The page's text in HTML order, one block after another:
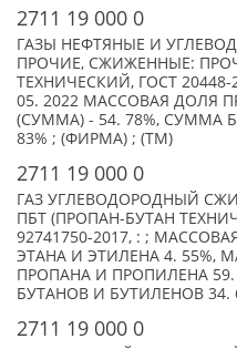
2711 19 000 0
ГАЗЫ НЕФТЯНЫЕ И
ПРОЧИЕ, СЖИЖЕННЫЕ:
ТЕХНИЧЕСКИЙ, ГОСТ
05. 2022 МАССОВАЯ ДОЛЯ
(СУММА) - 54. 78%, СУММА
83% ; (ФИРМА) ; (TM)
2711 19 000 0
ГАЗ УГЛЕВОДОРОДНЫЙ
ПБТ (ПРОПАН-БУТАН
92741750-2017, : ;
ЭТАНА И ЭТИЛЕНА 4.
ПРОПАНА И ПРОПИЛЕНА
БУТАНОВ И БУТИЛЕНОВ 34.
2711 19 000 0